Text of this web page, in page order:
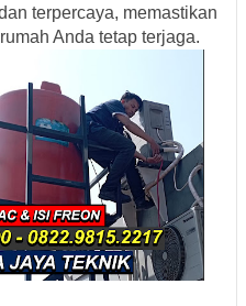
terpercaya, memastikan
Anda tetap terjaga.